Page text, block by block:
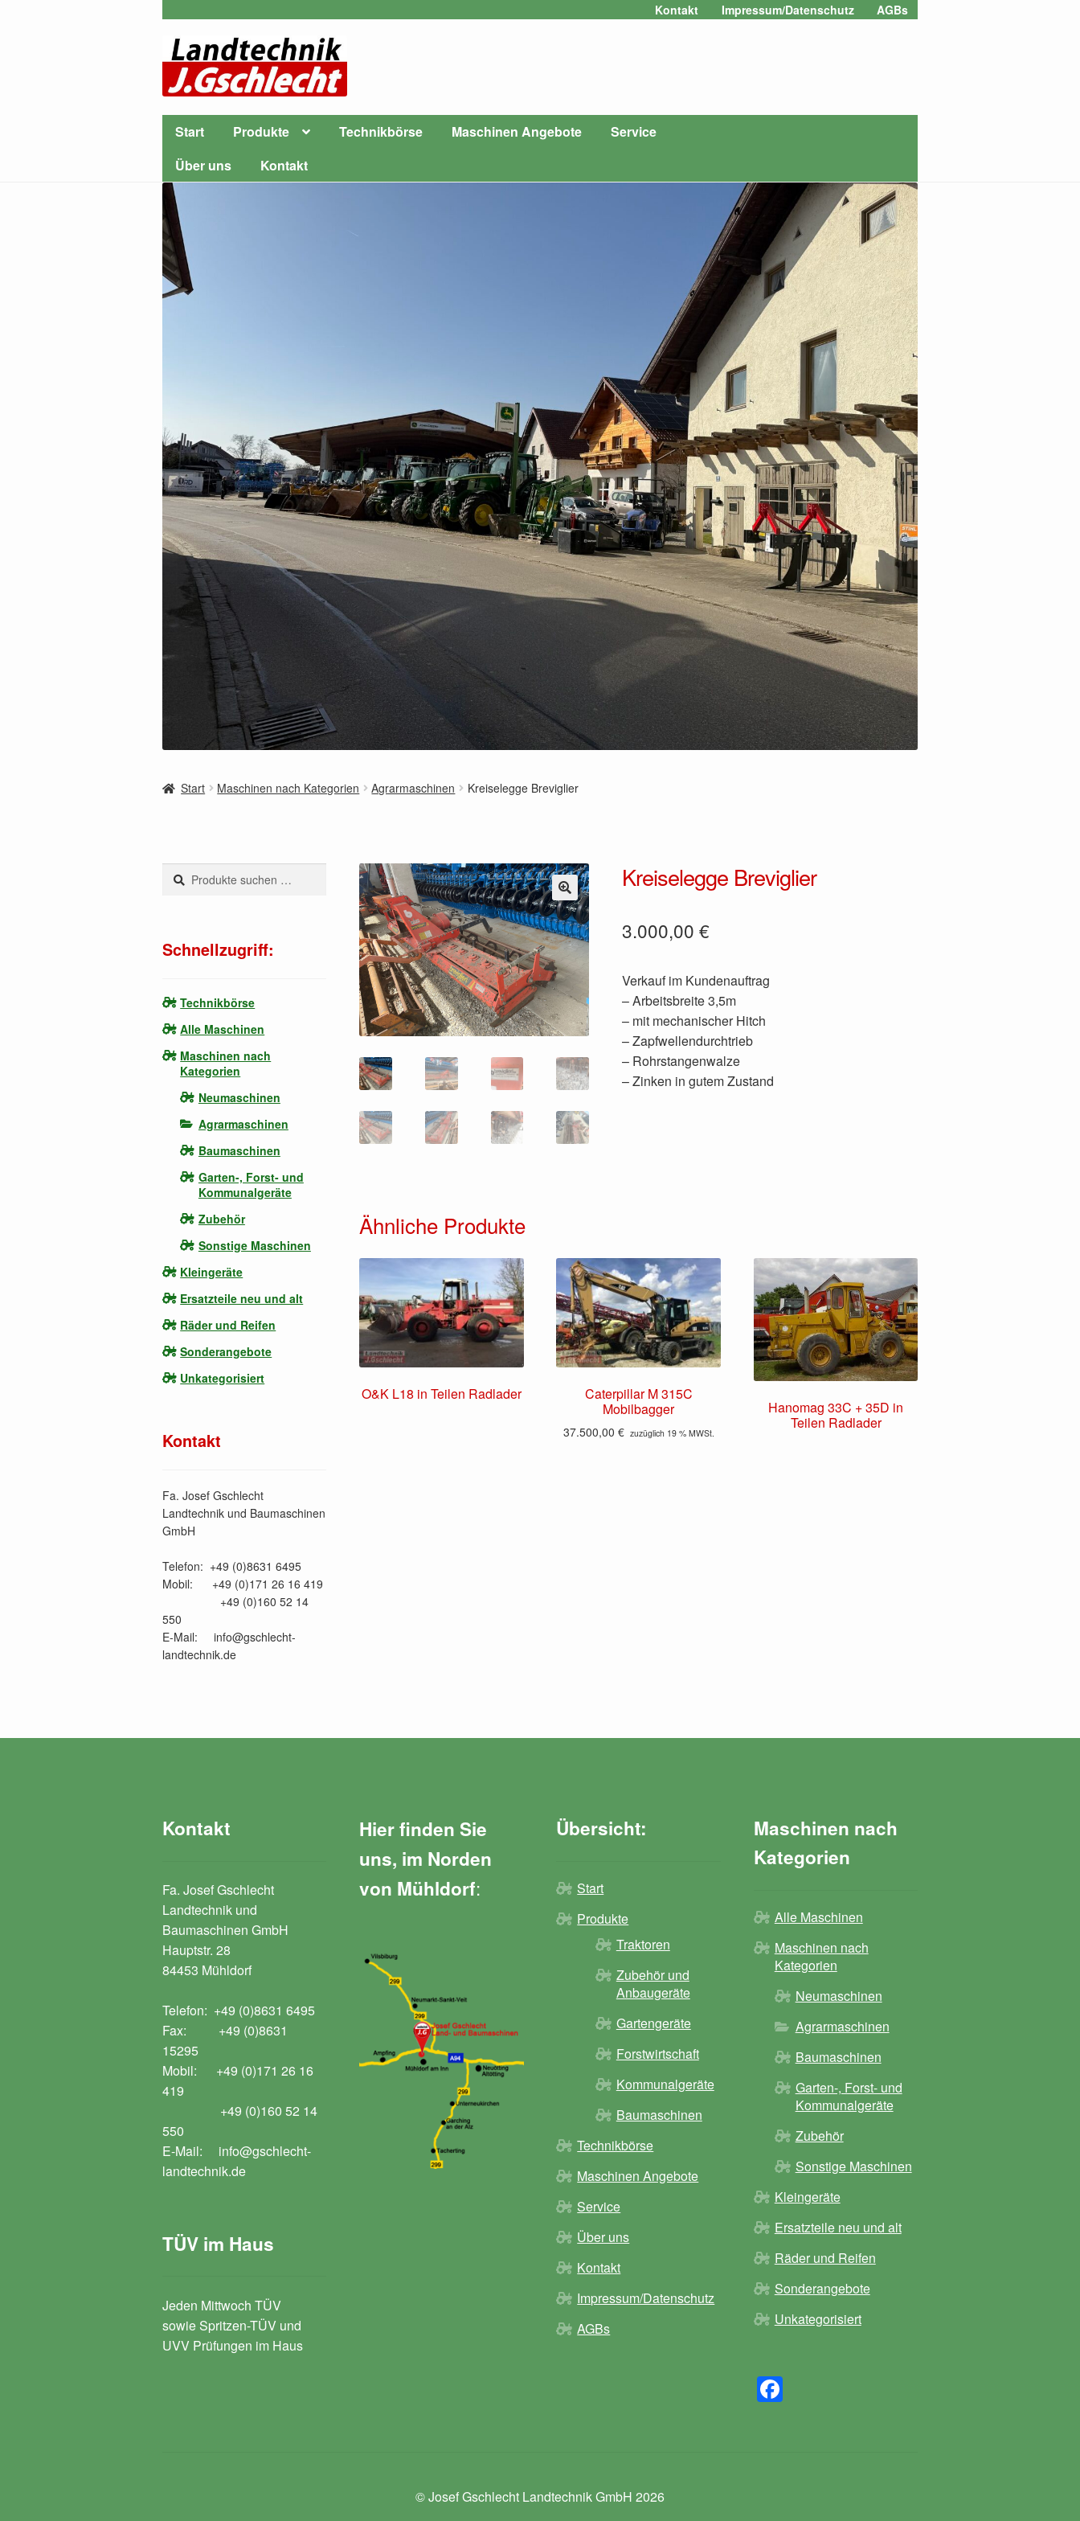
Kontakt Impressum/Datenschutz AGBs
Start Produkte Technikbörse Maschinen Angebote
Service
Über uns
Kontakt
Start Maschinen nach Kategorien Agrarmaschinen Kreiselegge Breviglier
Kreiselegge Breviglier
3.000,00€
Verkauf im Kundenauftrag
– Arbeitsbreite 3,5m
– mit mechanischer Hitch
– Zapfwellendurchtrieb
– Rohrstangenwalze
– Zinken in gutem Zustand
Ähnliche Produkte
O&K L18 in Teilen Radlader
Caterpillar M 315C
Mobilbagger
37.500,00 € zuzüglich 19 % MWSt.
Hanomag 33C + 35D in
Teilen Radlader
Suchen
nach:
Suchen
Schnellzugriff:
Technikbörse
Alle Maschinen
Maschinen nach
Kategorien
Neumaschinen
Agrarmaschinen
Baumaschinen
Garten-, Forst- und
Kommunalgeräte
Zubehör
Sonstige Maschinen
Kleingeräte
Ersatzteile neu und alt
Räder und Reifen
Sonderangebote
Unkategorisiert
Kontakt
Fa. Josef Gschlecht
Landtechnik und Baumaschinen
GmbH
Telefon: +49 (0)8631 6495
Mobil: +49 (0)171 26 16 419
+49 (0)160 52 14
550
E-Mail: info@gschlecht-
landtechnik.de
Kontakt
Fa. Josef Gschlecht
Landtechnik und
Baumaschinen GmbH
Hauptstr. 28
84453 Mühldorf
Telefon: +49 (0)8631 6495
Fax: +49 (0)8631
15295
Mobil: +49 (0)171 26 16
419
+49 (0)160 52 14
550
E-Mail: info@gschlecht-
landtechnik.de
TÜV im Haus
Jeden Mittwoch TÜV
sowie Spritzen-TÜV und
UVV Prüfungen im Haus
Hier finden Sie
uns, im Norden
von Mühldorf:
Übersicht:
Start
Produkte
Traktoren
Zubehör und
Anbaugeräte
Gartengeräte
Forstwirtschaft
Kommunalgeräte
Baumaschinen
Technikbörse
Maschinen Angebote
Service
Über uns
Kontakt
Impressum/Datenschutz
AGBs
Maschinen nach
Kategorien
Alle Maschinen
Maschinen nach
Kategorien
Neumaschinen
Agrarmaschinen
Baumaschinen
Garten-, Forst- und
Kommunalgeräte
Zubehör
Sonstige Maschinen
Kleingeräte
Ersatzteile neu und alt
Räder und Reifen
Sonderangebote
Unkategorisiert
F
© Josef Gschlecht Landtechnik GmbH 2026